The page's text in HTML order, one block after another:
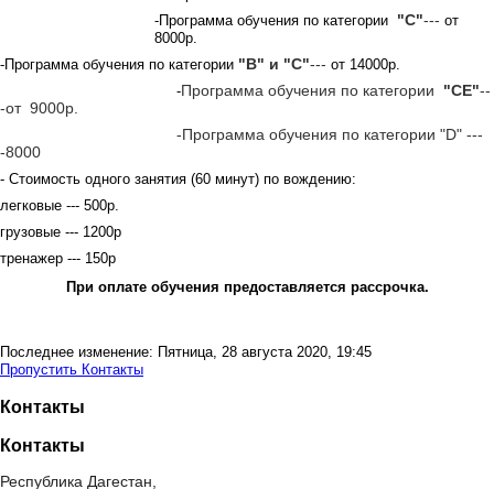
-Программа обучения по категории "С"--- от
8000р.
-Программа обучения по категории "В" и "С"--- от 14000р.
-Программа обучения по категории "СE"--
-от 9000р.
-Программа обучения по категории "D" ---
-8000
- Стоимость одного занятия (60 минут) по вождению:
легковые --- 500р.
грузовые --- 1200р
тренажер --- 150р
При оплате обучения предоставляется рассрочка.
Последнее изменение: Пятница, 28 августа 2020, 19:45
Пропустить Контакты
Контакты
Контакты
Республика Дагестан,